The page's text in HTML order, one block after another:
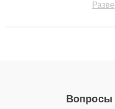
восстанавливать технику с
Вопросы